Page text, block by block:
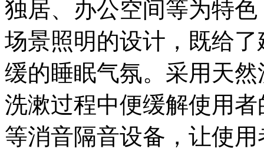
独居、办公空间等为特
场景照明的设计，既给
缓的睡眠气氛。采用天
洗漱过程中便缓解使用
等消音隔音设备，让使